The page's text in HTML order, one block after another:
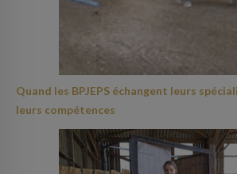
Quand les BPJEPS échangent leurs
leurs compétences